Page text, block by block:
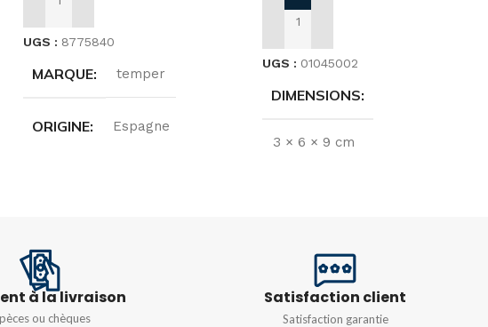
AJOUTER AU PANIER
UGS : 8775840
MARQUE temper
ORIGINE Espagne
AJOUTER AU PANIER
UGS : 01045002
DIMENSIONS
3 × 6 × 9 cm
DIMENSIONS
à la livraison
ou chèques
Satisfaction client
Satisfaction garantie